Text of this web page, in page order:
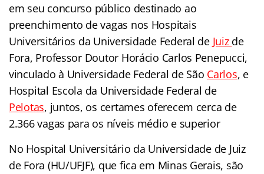
em seu concurso público destinado ao
preenchimento de vagas nos Hospitais
Universitários da Universidade Federal de Juiz de
Fora, Professor Doutor Horácio Carlos Penepucci,
vinculado à Universidade Federal de São Carlos, e
Hospital Escola da Universidade Federal de
Pelotas, juntos, os certames oferecem cerca de
2.366 vagas para os níveis médio e superior
No Hospital Universitário da Universidade de Juiz
de Fora (HU/UFJF), que fica em Minas Gerais, são